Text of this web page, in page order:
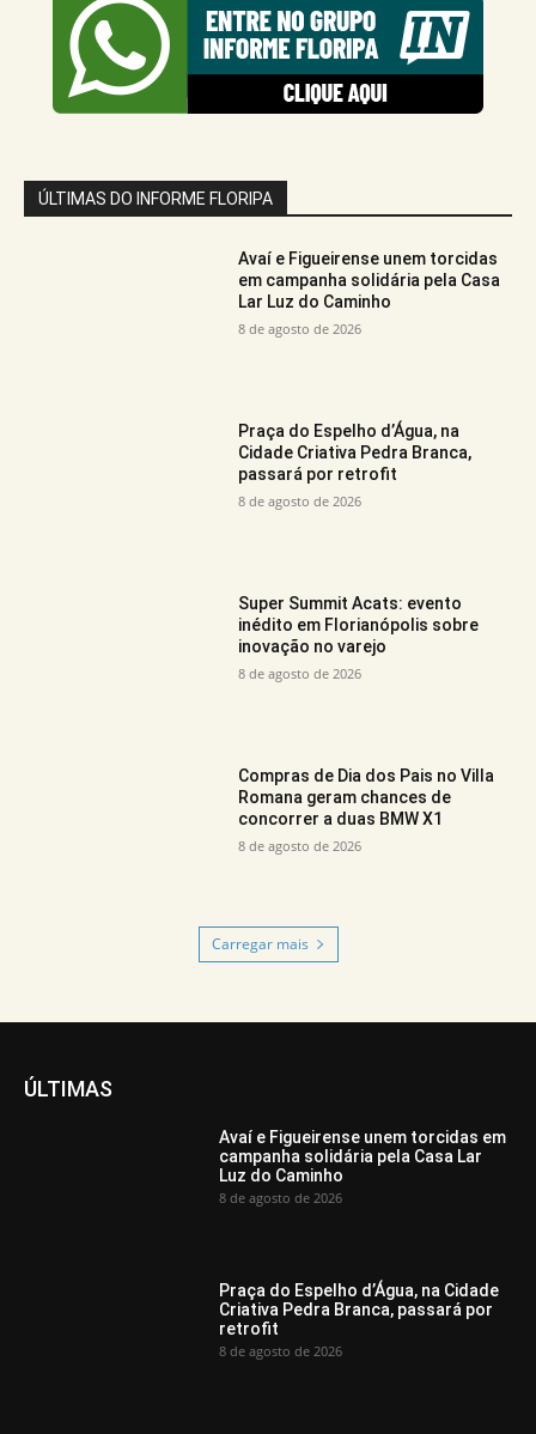
ÚLTIMAS DO INFORME FLORIPA
Avaí e Figueirense unem torcidas
em campanha solidária pela Casa
Lar Luz do Caminho
8 de agosto de 2026
Praça do Espelho d’Água, na
Cidade Criativa Pedra Branca,
passará por retrofit
8 de agosto de 2026
Super Summit Acats: evento
inédito em Florianópolis sobre
inovação no varejo
8 de agosto de 2026
Compras de Dia dos Pais no Villa
Romana geram chances de
concorrer a duas BMW X1
8 de agosto de 2026
Carregar mais
ÚLTIMAS
Avaí e Figueirense unem torcidas em
campanha solidária pela Casa Lar
Luz do Caminho
8 de agosto de 2026
Praça do Espelho d’Água, na Cidade
Criativa Pedra Branca, passará por
retrofit
8 de agosto de 2026